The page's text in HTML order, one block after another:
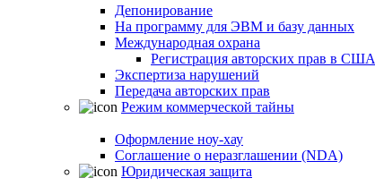
Депонирование
На программу для ЭВМ и базу данных
Международная охрана
Регистрация авторских прав в США
Экспертиза нарушений
Передача авторских прав
Режим коммерческой тайны
Оформление ноу-хау
Соглашение о неразглашении (NDA)
Юридическая защита